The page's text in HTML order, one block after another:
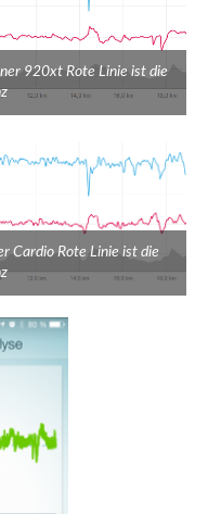
920xt Rote Linie ist die
Cardio Rote Linie ist die